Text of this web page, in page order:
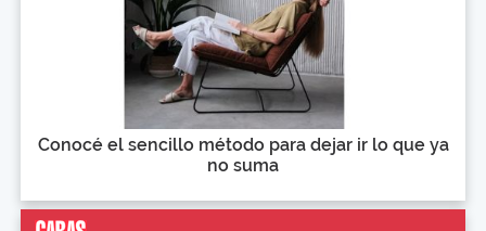
Conocé el sencillo método para dejar ir lo que ya
no suma